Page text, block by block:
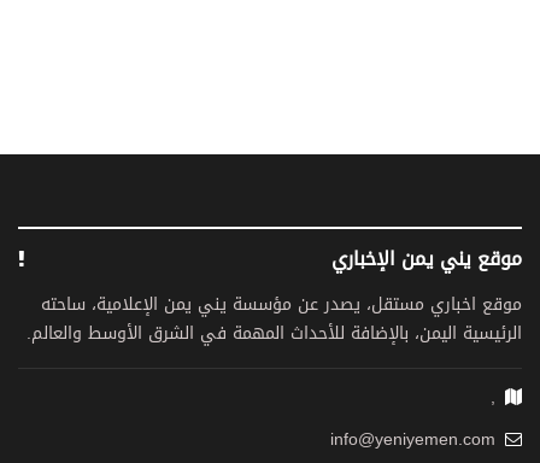
موقع يني يمن الإخباري
موقع اخباري مستقل، يصدر عن مؤسسة يني يمن الإعلامية، ساحته
الرئيسية اليمن، بالإضافة للأحداث المهمة في الشرق الأوسط والعالم.
,
info@yeniyemen.com